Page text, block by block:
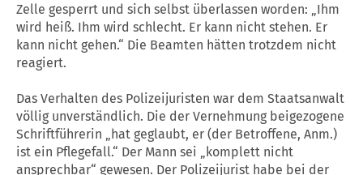
Zelle gesperrt und sich selbst überlassen worden: „Ihm
wird heiß. Ihm wird schlecht. Er kann nicht stehen. Er
kann nicht gehen.“ Die Beamten hätten trotzdem nicht
reagiert.
Das Verhalten des Polizeijuristen war dem Staatsanwalt
völlig unverständlich. Die der Vernehmung beigezogene
Schriftführerin „hat geglaubt, er (der Betroffene, Anm.)
ist ein Pflegefall.“ Der Mann sei „komplett nicht
ansprechbar“ gewesen. Der Polizeijurist habe bei der